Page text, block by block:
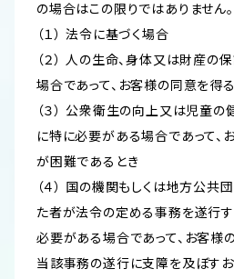
の場合はこの限りではありません。
（１） 法令に基づく場合
（２） 人の生命、身体又は財産の
場合であって、お客様の同意を得
（３） 公衆衛生の向上又は児童
に特に必要がある場合であって、
が困難であるとき
（４） 国の機関もしくは地方公
た者が法令の定める事務を遂行
必要がある場合であって、お客様
当該事務の遂行に支障を及ぼす